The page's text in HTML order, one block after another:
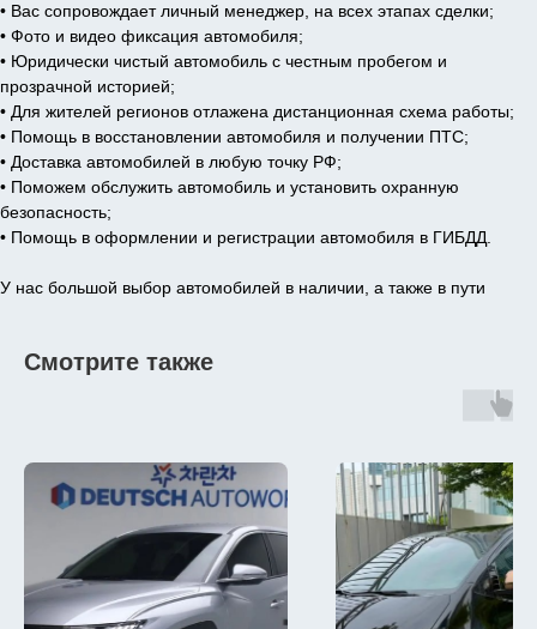
• Вас сопровождает личный менеджер, на всех этапах сделки;
• Фото и видео фиксация автомобиля;
• Юридически чистый автомобиль с честным пробегом и
прозрачной историей;
• Для жителей регионов отлажена дистанционная схема работы;
• Помощь в восстановлении автомобиля и получении ПТС;
• Доставка автомобилей в любую точку РФ;
• Поможем обслужить автомобиль и установить охранную
безопасность;
• Помощь в оформлении и регистрации автомобиля в ГИБДД.
У нас большой выбор автомобилей в наличии, а также в пути
Смотрите также